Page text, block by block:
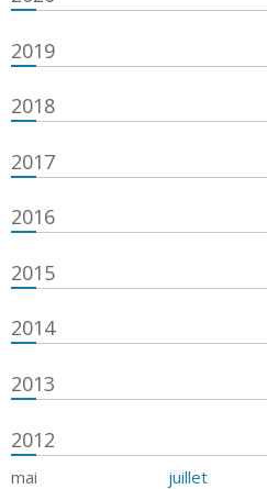
2019
2018
2017
2016
2015
2014
2013
2012
mai juillet